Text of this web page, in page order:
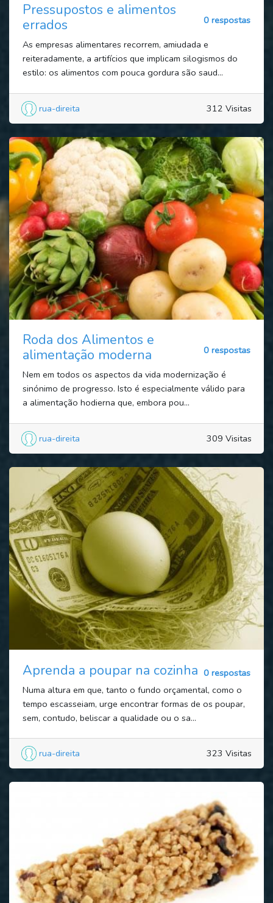
Pressupostos e alimentos
errados
0 respostas
As empresas alimentares recorrem, amiudada e
reiteradamente, a artifícios que implicam silogismos do
estilo: os alimentos com pouca gordura são saud...
rua-direita 312 Visitas
Roda dos Alimentos e
alimentação moderna
0 respostas
Nem em todos os aspectos da vida modernização é
sinónimo de progresso. Isto é especialmente válido para
a alimentação hodierna que, embora pou...
rua-direita 309 Visitas
Aprenda a poupar na cozinha 0 respostas
Numa altura em que, tanto o fundo orçamental, como o
tempo escasseiam, urge encontrar formas de os poupar,
sem, contudo, beliscar a qualidade ou o sa...
rua-direita 323 Visitas